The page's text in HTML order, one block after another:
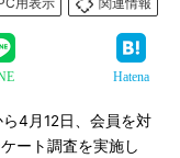
Hatena
4月12日、会員を対
ート調査を実施し